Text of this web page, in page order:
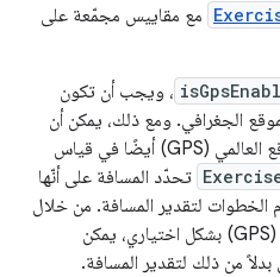
مع مقاييس مجمّعة على
، ويجب أن تكون
الجغرافي. ومع ذلك، يمكن أن
يساعد استخدام نظام تحديد المواقع العالمي (GPS) أيضًا في قياس
تحدّد المسافة على أنّها
الخطوات لتقدير المسافة. من خلال
تفعيل نظام تحديد المواقع العالمي (GPS) بشكل اختياري، يمكن
من ذلك لتقدير المسافة.